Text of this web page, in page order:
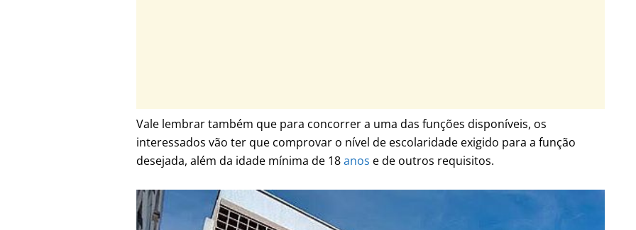
Vale lembrar também que para concorrer a uma das funções disponíveis, os
interessados vão ter que comprovar o nível de escolaridade exigido para a função
desejada, além da idade mínima de 18anos e de outros requisitos.